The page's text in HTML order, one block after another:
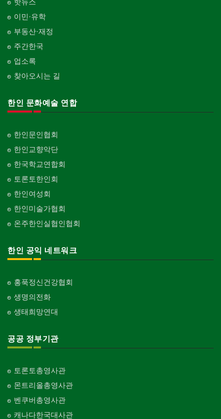
핫뉴스
이민·유학
부동산·재정
주간한국
업소록
찾아오시는 길
한인 문화예술 연합
한인문인협회
한인교향악단
한국학교연합회
토론토한인회
한인여성회
한인미술가협회
온주한인실협인협회
한인 공익 네트워크
홍푹정신건강협회
생명의전화
생태희망연대
공공 정부기관
토론토총영사관
몬트리올총영사관
벤쿠버총영사관
캐나다한국대사관